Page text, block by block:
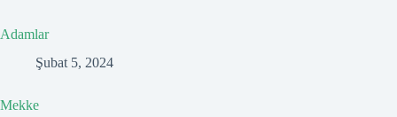
Adamlar
Şubat 5, 2024
Mekke